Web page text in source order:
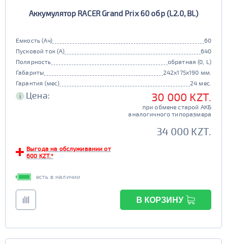
Аккумулятор RACER Grand Prix 60 обр (L2.0, BL)
Емкость (Ач)
60
Пусковой ток (А)
640
Полярность
обратная (0, L)
Габариты
242x175x190 мм.
Гарантия (мес)
24 мес.
i Цена: 30 000 KZT.
при обмене старой АКБ
аналогичного типоразмера
34 000 KZT.
Выгода на обслуживании от
600 KZT.*
есть в наличии
В КОРЗИНУ